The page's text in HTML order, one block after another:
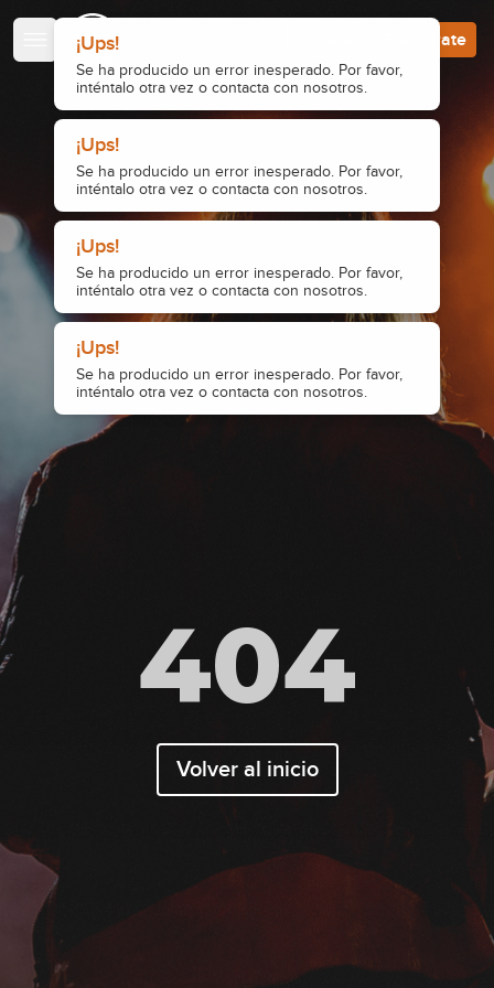
¡Ups!
Se ha producido un error inesperado. Por favor,
inténtalo otra vez o contacta con nosotros.
¡Ups!
Se ha producido un error inesperado. Por favor,
inténtalo otra vez o contacta con nosotros.
¡Ups!
Se ha producido un error inesperado. Por favor,
inténtalo otra vez o contacta con nosotros.
¡Ups!
Se ha producido un error inesperado. Por favor,
inténtalo otra vez o contacta con nosotros.
Regístrate
404
Volver al inicio
Escuela de Guitarristas